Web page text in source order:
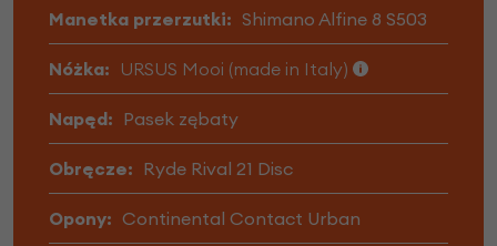
Manetka przerzutki: Shimano Alfine 8 S503
Nóżka: URSUS Mooi (made in Italy)
Napęd: Pasek zębaty
Obręcze: Ryde Rival 21 Disc
Opony: Continental Contact Urban